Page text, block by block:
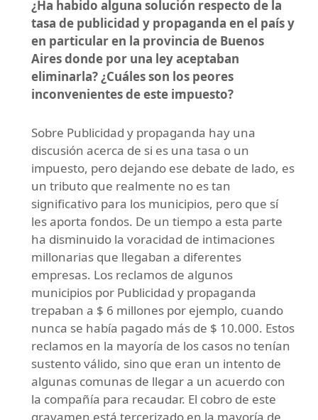
¿Ha habido alguna solución respecto de la
tasa de publicidad y propaganda en el país y
en particular en la provincia de Buenos
Aires donde por una ley aceptaban
eliminarla? ¿Cuáles son los peores
inconvenientes de este impuesto?
Sobre Publicidad y propaganda hay una
discusión acerca de si es una tasa o un
impuesto, pero dejando ese debate de lado, es
un tributo que realmente no es tan
significativo para los municipios, pero que sí
les aporta fondos. De un tiempo a esta parte
ha disminuido la voracidad de intimaciones
millonarias que llegaban a diferentes
empresas. Los reclamos de algunos
municipios por Publicidad y propaganda
trepaban a $ 6 millones por ejemplo, cuando
nunca se había pagado más de $ 10.000. Estos
reclamos en la mayoría de los casos no tenían
sustento válido, sino que eran un intento de
algunas comunas de llegar a un acuerdo con
la compañía para recaudar. El cobro de este